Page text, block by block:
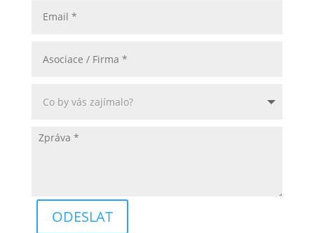
ODESLAT